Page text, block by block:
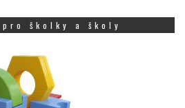
pro školky a školy